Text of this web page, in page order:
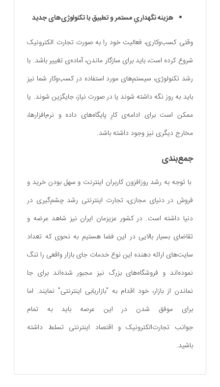
هزینه نگهداریِ مستمر و تطبیق با تکنولوژی‌های جدید
وقتی کسب‌و‌کاری، فعالیت خود را به صورت تجارت الکترونیک
شروع کرده است، باید برای سازگار ماندن، آماده‌ی تغییر باشد. با
رشد تکنولوژی، سیستم‌های مورد استفاده در کسب‌و‌کار شما نیز
باید به روز نگه داشته شوند یا در صورت نیاز، جایگزین شوند. یا
ممکن است برای ادامه‌ی کارِ پایگاه‌های داده و نرم‌افزارها،
مخارج دیگری نیز وجود داشته باشد.
جمع‌بندی
با توجه به رشد روزافزون کاربران اینترنت و سهل بودن خرید و
فروش در دنیای مجازی، تجارت اینترنتی رشد چشم‌گیری در
دنیا داشته است. در کشور عزیزمان ایران نیز شاهد عرضه و
تقاضای بسیار بالایی در این فضا هستیم به نحوی که تعداد
سایت‌های ارائه دهنده این نوع خدمات جای بازار واقعی را تنگ
نموده‌اند و فروشگاه‌های بزرگ نیز مجبور شده‌اند برای جا
نماندن از بازار، خود اقدام به "بازاریابی اینترنتی" نمایند. اما
برای موفق‌ شدن در این عرصه باید به تمام
جوانب تجارت‌الکترونیک و اقتصاد اینترنتی تسلط داشته
باشید.